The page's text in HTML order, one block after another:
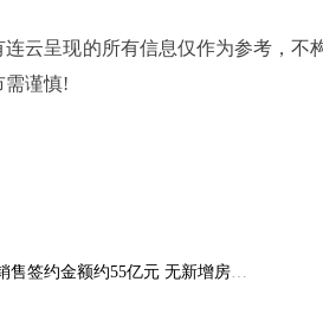
连云呈现的所有信息仅作为参考，
需谨慎!
约金额约55亿元 无新增房地产储备项目